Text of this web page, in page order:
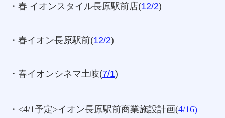
・春 イオンスタイル長原駅前店(12/2)
・春イオン長原駅前(12/2)
・春イオンシネマ土岐(7/1)
・<4/1予定>イオン長原駅前商業施設計画(4/16)